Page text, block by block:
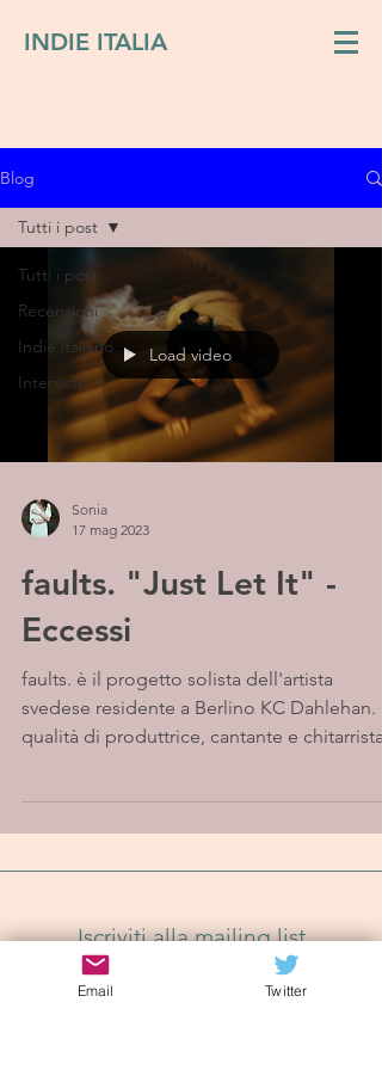
INDIE ITALIA
Blog
Tutti i post
Recensioni
Indie italiano
Interviste
Tutti i post
Load video
Sonia
17 mag 2023
faults. "Just Let It" -
Eccessi
faults. è il progetto solista dell'artista
svedese residente a Berlino KC Dahlehan.
qualità di produttrice, cantante e
Iscriviti alla mailing list
Email Twitter